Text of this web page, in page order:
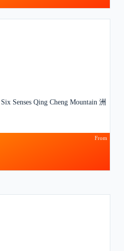
Senses Qing Cheng Mountain 洲
From